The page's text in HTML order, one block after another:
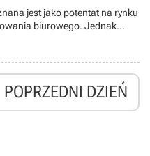
jako potentat na rynku
biurowego. Jednak
również produkcją akcesoriów
klawiatury.
POPRZEDNI DZIEŃ